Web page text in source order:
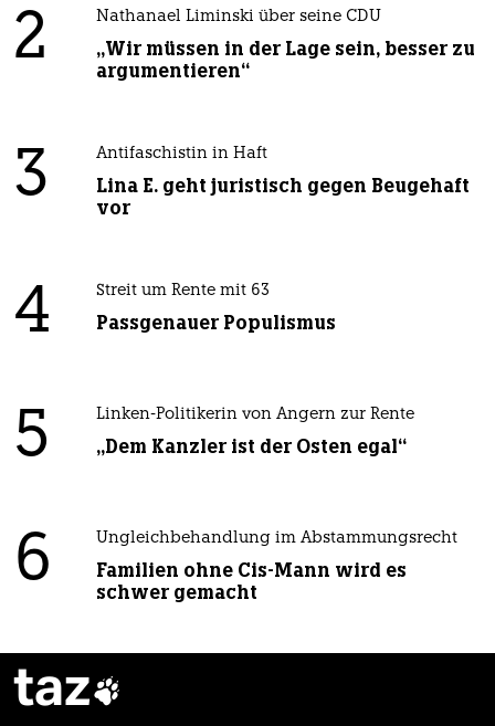
2 Nathanael Liminski über seine CDU
„Wir müssen in der Lage sein, besser zu
argumentieren“
3 Antifaschistin in Haft
Lina E. geht juristisch gegen Beugehaft
vor
4 Streit um Rente mit 63
Passgenauer Populismus
5 Linken-Politikerin von Angern zur Rente
„Dem Kanzler ist der Osten egal“
6 Ungleichbehandlung im Abstammungsrecht
Familien ohne Cis-Mann wird es
schwer gemacht
taz